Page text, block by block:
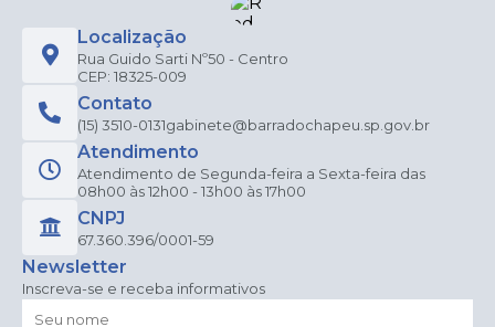
Localização
Rua Guido Sarti Nº50 - Centro
CEP: 18325-009
Contato
(15) 3510-0131gabinete@barradochapeu.sp.gov.br
Atendimento
Atendimento de Segunda-feira a Sexta-feira das
08h00 às 12h00 - 13h00 às 17h00
CNPJ
67.360.396/0001-59
Newsletter
Inscreva-se e receba informativos